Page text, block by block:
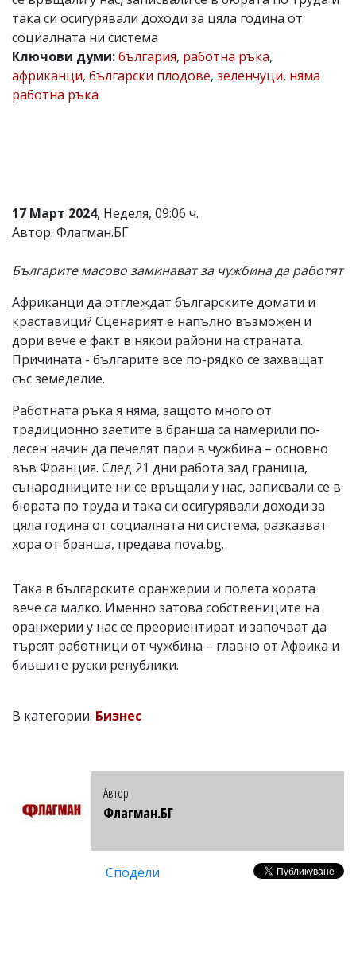
Коментарите
статиите
се
въвеждат
читателите
Ако
откриете
вас
моля
сигнализирайте
ни!
така си осигурявали доходи за цяла година от
социалната ни система
Ключови думи:българия, работна ръка,
африканци, български плодове, зеленчуци, няма
работна ръка
17 Март 2024, Неделя, 09:06 ч.
Автор: Флагман.БГ
Българите масово заминават за чужбина да работят
Африканци да отглеждат българските домати и
краставици? Сценарият е напълно възможен и
дори вече е факт в някои райони на страната.
Причината - българите все по-рядко се захващат
със земеделие.
Работната ръка я няма, защото много от
традиционно заетите в бранша са намерили по-
лесен начин да печелят пари в чужбина – основно
във Франция. След 21 дни работа зад граница,
сънародниците ни се връщали у нас, записвали се в
бюрата по труда и така си осигурявали доходи за
цяла година от социалната ни система, разказват
хора от бранша, предава nova.bg.
Така в българските оранжерии и полета хората
вече са малко. Именно затова собствениците на
оранжерии у нас се преориентират и започват да
търсят работници от чужбина – главно от Африка и
бившите руски републики.
В категории: Бизнес
Автор
Флагман.БГ
Сподели